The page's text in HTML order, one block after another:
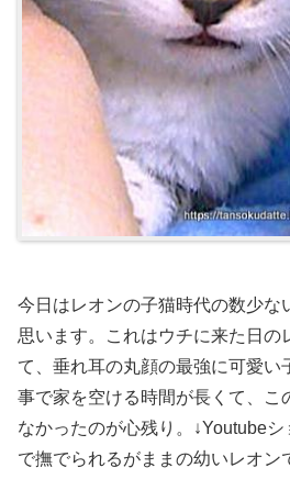
今日はレオンの子猫時代の数少な
思います。これはウチに来た日の
て、垂れ耳の丸顔の最強に可愛い
事で家を空ける時間が長くて、こ
なかったのが心残り。↓Youtube
で撫でられるがままの幼いレオン